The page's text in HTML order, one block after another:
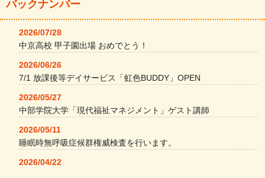
バックナンバー
2026/07/28
中京高校 甲子園出場 おめでとう！
2026/06/26
7/1 放課後等デイサービス「虹色BUDDY」OPEN
2026/05/27
中部学院大学「現代福祉マネジメント」ゲスト講師
2026/05/11
睡眠時無呼吸症候群権威検査を行います。
2026/04/22